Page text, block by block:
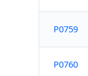
P0759
P0760